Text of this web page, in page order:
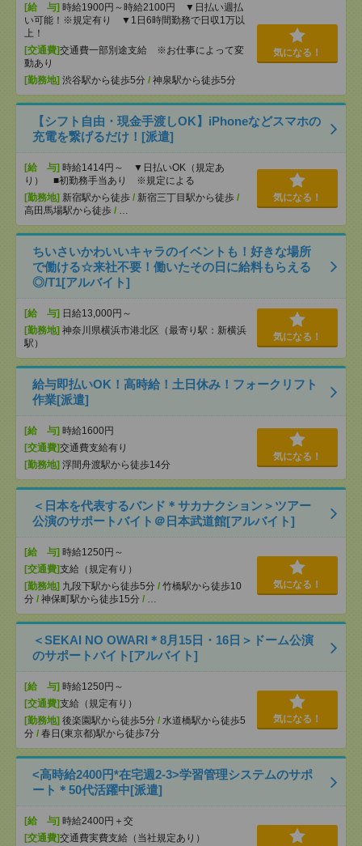
[給 与] 時給1900円～時給2100円 ▼日払い週払
い可能！※規定有り ▼1日6時間勤務で日収1万以
上！
[交通費]交通費一部別途支給 ※お仕事によって変
動あり
[勤務地] 渋谷駅から徒歩5分 / 神泉駅から徒歩5分
気になる！
【シフト自由・現金手渡しOK】iPhoneなどスマホの
充電を繋げるだけ！[派遣]
[給 与] 時給1414円～ ▼日払いOK（規定あ
り） ■初勤務手当あり ※規定による
[勤務地] 新宿駅から徒歩 / 新宿三丁目駅から徒歩 /
高田馬場駅から徒歩 /
気になる！
ちいさいかわいいキャラのイベントも！好きな場所
で働ける☆来社不要！働いたその日に給料もらえる
◎/T1[アルバイト]
[給 与] 日給13,000円～
[勤務地] 神奈川県横浜市港北区（最寄り駅：新横浜
駅）
気になる！
給与即払いOK！高時給！土日休み！フォークリフト
作業[派遣]
[給 与] 時給1600円
[交通費]交通費支給有り
[勤務地] 浮間舟渡駅から徒歩14分
気になる！
＜日本を代表するバンド＊サカナクション＞ツアー
公演のサポートバイト＠日本武道館[アルバイト]
[給 与] 時給1250円～
[交通費]支給（規定有り）
[勤務地] 九段下駅から徒歩5分 / 竹橋駅から徒歩10
分 / 神保町駅から徒歩15分 /
気になる！
＜SEKAI NO OWARI＊8月15日・16日＞ドーム公演
のサポートバイト[アルバイト]
[給 与] 時給1250円～
[交通費]支給（規定有り）
[勤務地] 後楽園駅から徒歩5分 / 水道橋駅から徒歩5
分 / 春日(東京都)駅から徒歩7分
気になる！
<高時給2400円*在宅週2-3>学習管理システムのサポ
ート＊50代活躍中[派遣]
[給 与] 時給2400円＋交
[交通費]交通費実費支給（当社規定あり）